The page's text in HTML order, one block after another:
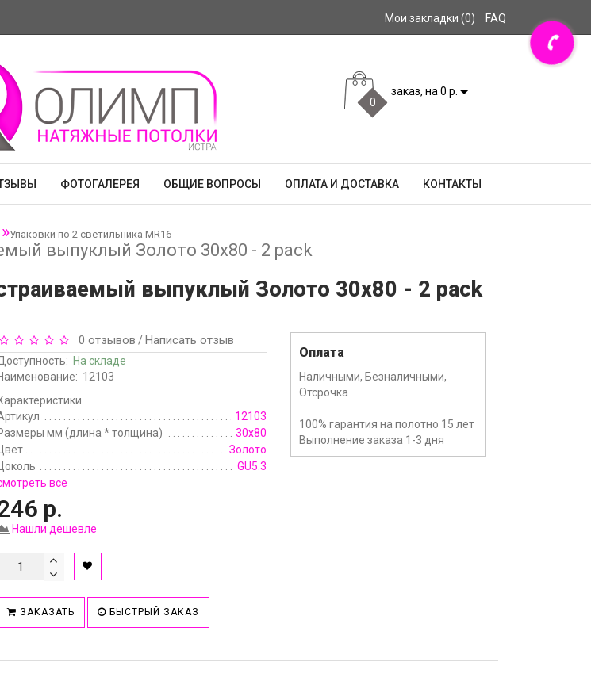
Мои закладки (0) FAQ
0
заказ, на 0 р.
ФОТОГАЛЕРЕЯ ОБЩИЕ ВОПРОСЫ ОПЛАТА И ДОСТАВКА КОНТАКТЫ
Упаковки по 2 светильника MR16
выпуклый Золото 30x80 - 2 pack
выпуклый Золото 30x80 - 2 pack
0 отзывов / Написать отзыв
На складе
12103
12103
мм (длина * толщина)
30x80
Цвет
Золото
Цоколь
GU5.3
все
р.
Нашли дешевле
ЗАКАЗАТЬ БЫСТРЫЙ ЗАКАЗ
Оплата
Наличными, Безналичными,
Отсрочка
100% гарантия на полотно 15 лет
Выполнение заказа 1-3 дня